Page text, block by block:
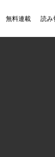
無料連載 読み